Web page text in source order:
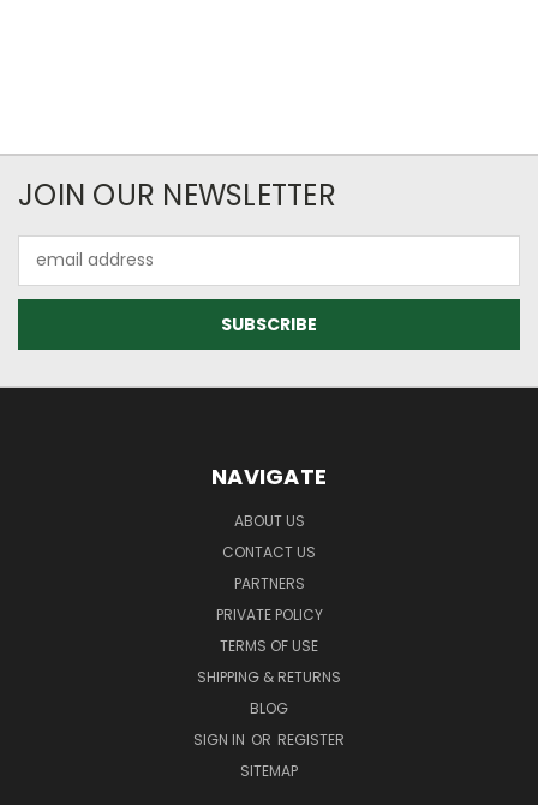
JOIN OUR NEWSLETTER
Address
NAVIGATE
ABOUT US
CONTACT US
PARTNERS
PRIVATE POLICY
TERMS OF USE
SHIPPING & RETURNS
BLOG
SIGN IN OR REGISTER
SITEMAP